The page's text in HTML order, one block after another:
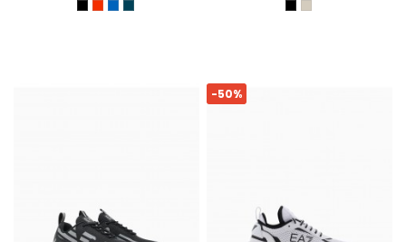
BLACK / GOLD
EQUESTRIAN RED/SILVE
TURKISH SEA / SILVER
ARMANI BLUE / TANGER TRIPLE BLACK+SILVER
TRIPLE
-50%